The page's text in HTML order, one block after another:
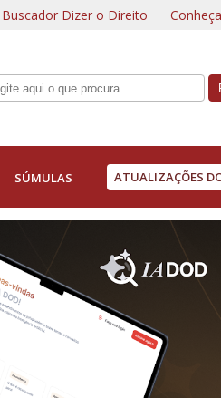
Buscador Dizer o Direito
SÚMULAS ATUALIZAÇÕES